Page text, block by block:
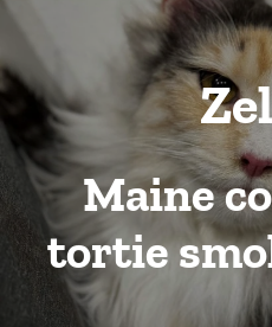
Maine
tortie